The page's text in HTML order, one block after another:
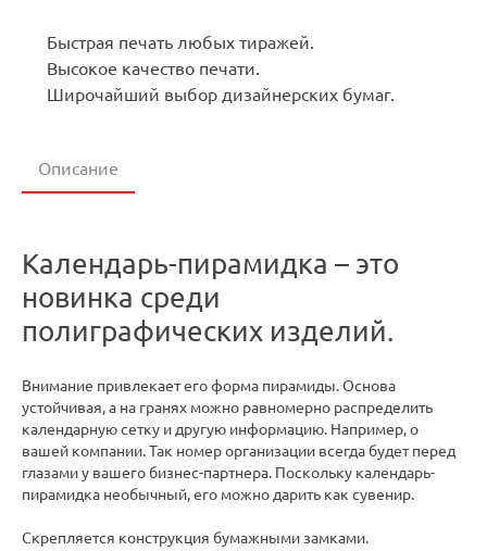
Быстрая печать любых тиражей.
Высокое качество печати.
Широчайший выбор дизайнерских бумаг.
Описание
Календарь-пирамидка – это
новинка среди
полиграфических изделий.
Внимание привлекает его форма пирамиды. Основа
устойчивая, а на гранях можно равномерно распределить
календарную сетку и другую информацию. Например, о
вашей компании. Так номер организации всегда будет перед
глазами у вашего бизнес-партнера. Поскольку календарь-
пирамидка необычный, его можно дарить как сувенир.
Скрепляется конструкция бумажными замками.